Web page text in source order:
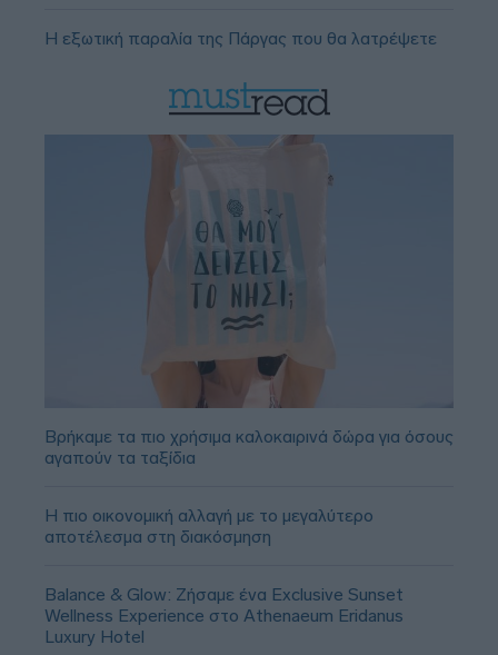
Η εξωτική παραλία της Πάργας που θα λατρέψετε
Βρήκαμε τα πιο χρήσιμα καλοκαιρινά δώρα για όσους
αγαπούν τα ταξίδια
Η πιο οικονομική αλλαγή με το μεγαλύτερο
αποτέλεσμα στη διακόσμηση
Balance & Glow: Ζήσαμε ένα Exclusive Sunset
Wellness Experience στο Athenaeum Eridanus
Luxury Hotel